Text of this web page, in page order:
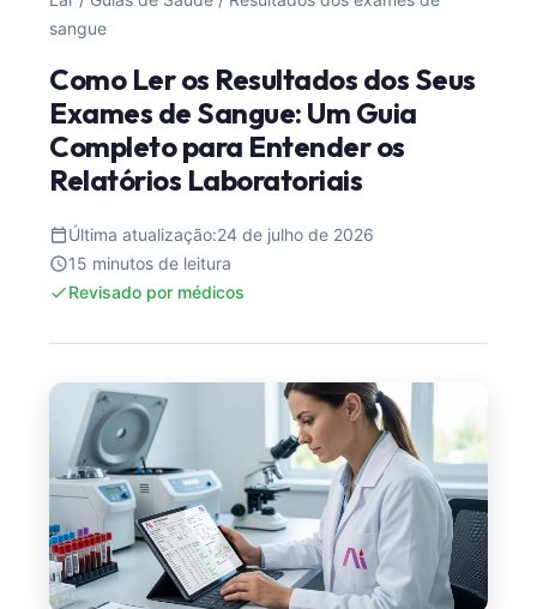
sangue
Como Ler os Resultados dos Seus
Exames de Sangue: Um Guia
Completo para Entender os
Relatórios Laboratoriais
Última atualização:24 de julho de 2026
15 minutos de leitura
Revisado por médicos